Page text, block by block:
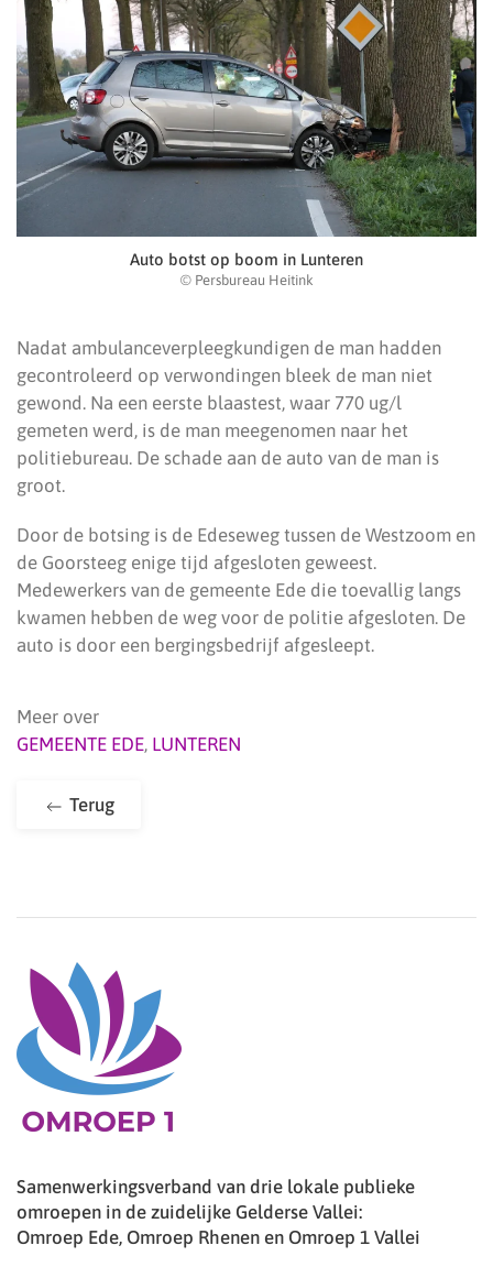
Auto botst op boom in Lunteren
© Persbureau Heitink
Nadat ambulanceverpleegkundigen de man hadden
gecontroleerd op verwondingen bleek de man niet
gewond. Na een eerste blaastest, waar 770 ug/l
gemeten werd, is de man meegenomen naar het
politiebureau. De schade aan de auto van de man is
groot.
Door de botsing is de Edeseweg tussen de Westzoom en
de Goorsteeg enige tijd afgesloten geweest.
Medewerkers van de gemeente Ede die toevallig langs
kwamen hebben de weg voor de politie afgesloten. De
auto is door een bergingsbedrijf afgesleept.
Meer over
GEMEENTE EDE, LUNTEREN
Terug
Samenwerkingsverband van drie lokale publieke
omroepen in de zuidelijke Gelderse Vallei:
Omroep Ede, Omroep Rhenen en Omroep 1 Vallei